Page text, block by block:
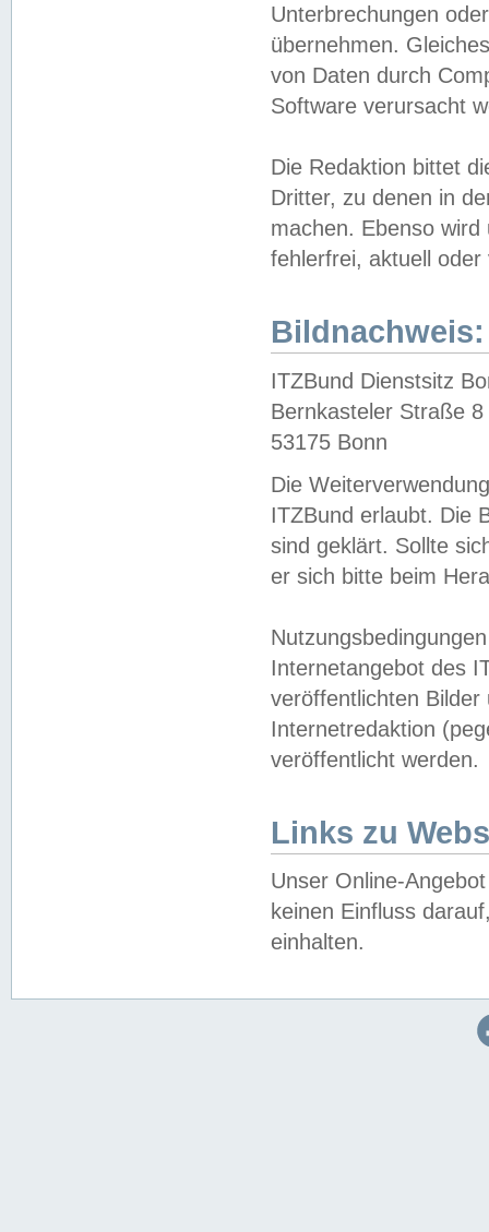
Unterbrechungen
übernehmen.
von Daten durch
Software verursacht
Die Redaktion bittet
Dritter, zu denen in
machen. Ebenso
fehlerfrei, aktuell oder
Bildnachweis:
ITZBund Dienstsitz
Bernkasteler Straße 8
53175 Bonn
Die
ITZBund erlaubt. Die
sind geklärt. Sollte
er sich bitte beim
Internetangebot des
veröffentlichten
Internetredaktion
veröffentlicht werden.
Links zu
Unser Online-
keinen Einfluss
einhalten.